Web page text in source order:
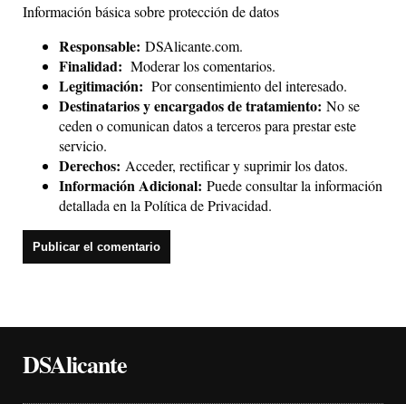
Información básica sobre protección de datos
Responsable: DSAlicante.com.
Finalidad: Moderar los comentarios.
Legitimación: Por consentimiento del interesado.
Destinatarios y encargados de tratamiento: No se
ceden o comunican datos a terceros para prestar este
servicio.
Derechos: Acceder, rectificar y suprimir los datos.
Información Adicional: Puede consultar la información
detallada en la Política de Privacidad.
DSAlicante